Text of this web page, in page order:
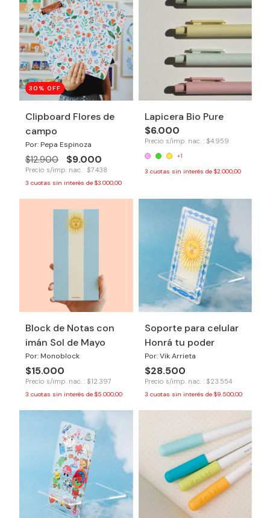
30 % OFF
Clipboard Flores de
campo
Por: Pepa Espinoza
$12.900 $9.000
Precio s/imp. nac. : $7.438
3 cuotas sin interés de $3.000,00
Lapicera Bio Pure
$6.000
Precio s/imp. nac. : $4.959
+1
3 cuotas sin interés de $2.000,00
Block de Notas con
imán Sol de Mayo
Por: Monoblock
$15.000
Precio s/imp. nac. : $12.397
3 cuotas sin interés de $5.000,00
Soporte para celular
Honrá tu poder
Por: Vik Arrieta
$28.500
Precio s/imp. nac. : $23.554
3 cuotas sin interés de $9.500,00